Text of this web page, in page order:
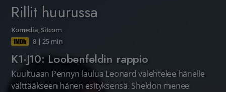
Rillit huurussa
Komedia,Sitcom
8 |25 min
K1·J10: Loobenfeldin rappio
Kuultuaan Pennyn laulua Leonard valehtelee hänelle
välttääkseen hänen esityksensä. Sheldon menee